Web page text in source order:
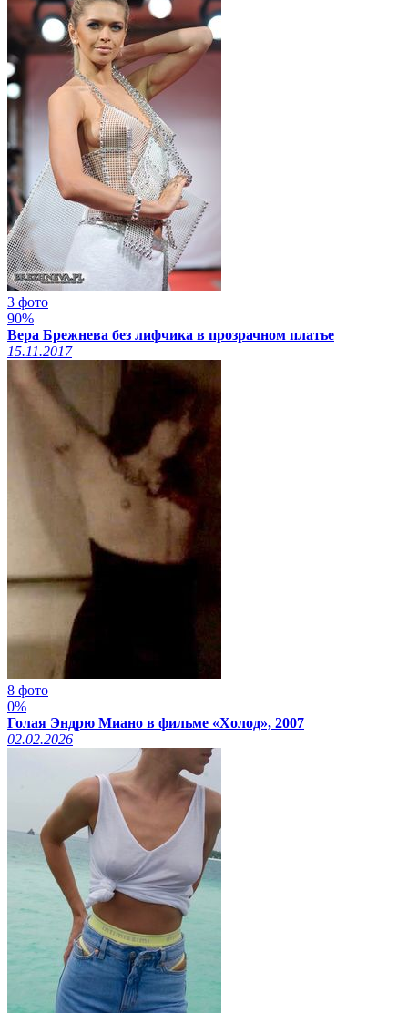
3 фото
90%
Вера Брежнева без лифчика в прозрачном платье
15.11.2017
8 фото
0%
Голая Эндрю Миано в фильме «Холод», 2007
02.02.2026